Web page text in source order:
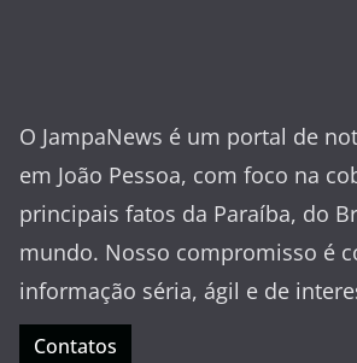
O JampaNews é um portal de
em João Pessoa, com foco na
principais fatos da Paraíba, do
mundo. Nosso compromisso é
informação séria, ágil e de
Contatos